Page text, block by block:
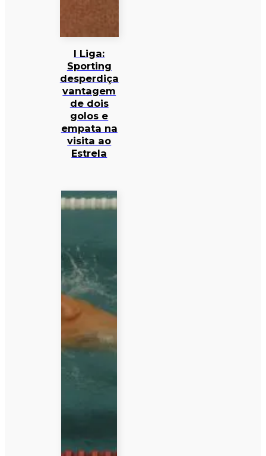
I Liga:
Sporting
desperdiça
vantagem
de dois
golos e
empata na
visita ao
Estrela